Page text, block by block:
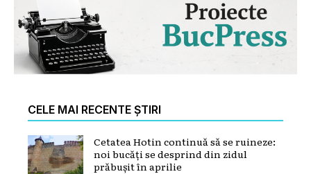
CELE MAI RECENTE ȘTIRI
Cetatea Hotin continuă să se ruineze:
noi bucăți se desprind din zidul
prăbușit în aprilie